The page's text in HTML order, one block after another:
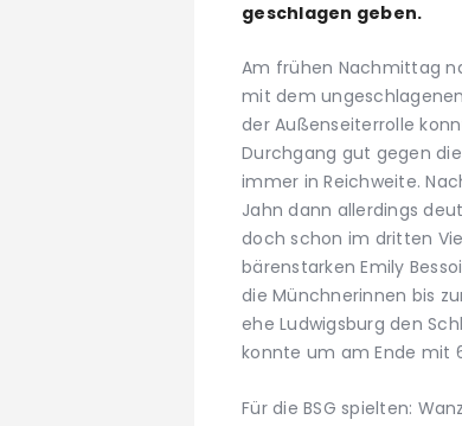
geschlagen geben.
Am frühen Nachmittag
mit dem
der Außenseiterrolle
Durchgang gut gegen
immer in Reichweite.
Jahn dann allerdings
doch schon im dritten
bärenstarken Emily
die Münchnerinnen bis
ehe Ludwigsburg den
konnte um am Ende mit
Für die BSG spielten: